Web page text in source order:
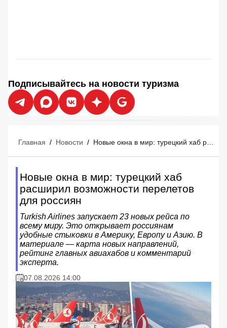
Подписывайтесь на новости туризма
Главная / Новости /
Новые окна в мир: турецкий хаб
расширил возможности перелетов
для россиян
Turkish Airlines запускает 23 новых рейса по
всему миру. Это открывает россиянам
удобные стыковки в Америку, Европу и Азию. В
материале — карта новых направлений,
рейтинг главных авиахабов и комментарий
эксперта.
07.08.2026 14:00